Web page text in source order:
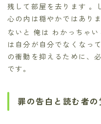
残して部屋を去ります 。
心の内は穏やかではあり
ないと 俺は わかっちゃい
は自分が自分でなくなっ
の衝動を抑えるために、
です。
罪の告白と読む者の